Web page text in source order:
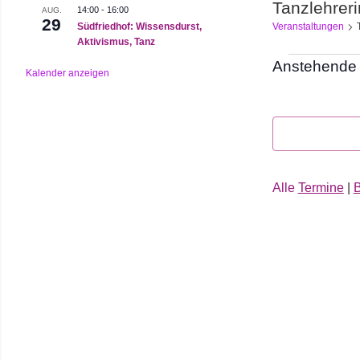
Veranstaltungen
Anstehende
Alle Termine|
AUG.
29
14:00 - 16:00
Südfriedhof: Wissensdurst,
Aktivismus, Tanz
Kalender anzeigen